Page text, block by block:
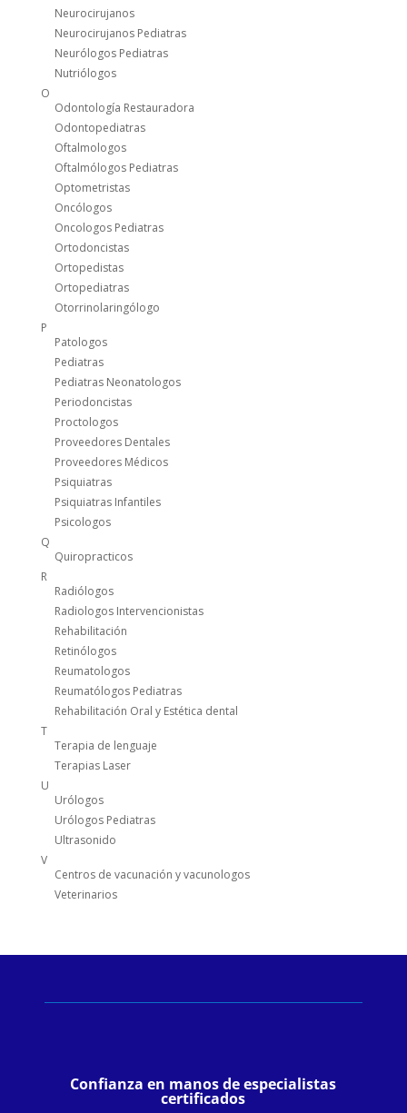
Neurocirujanos
Neurocirujanos Pediatras
Neurólogos Pediatras
Nutriólogos
O
Odontología Restauradora
Odontopediatras
Oftalmologos
Oftalmólogos Pediatras
Optometristas
Oncólogos
Oncologos Pediatras
Ortodoncistas
Ortopedistas
Ortopediatras
Otorrinolaringólogo
P
Patologos
Pediatras
Pediatras Neonatologos
Periodoncistas
Proctologos
Proveedores Dentales
Proveedores Médicos
Psiquiatras
Psiquiatras Infantiles
Psicologos
Q
Quiropracticos
R
Radiólogos
Radiologos Intervencionistas
Rehabilitación
Retinólogos
Reumatologos
Reumatólogos Pediatras
Rehabilitación Oral y Estética dental
T
Terapia de lenguaje
Terapias Laser
U
Urólogos
Urólogos Pediatras
Ultrasonido
V
Centros de vacunación y vacunologos
Veterinarios
Confianza en manos de especialistas
certificados